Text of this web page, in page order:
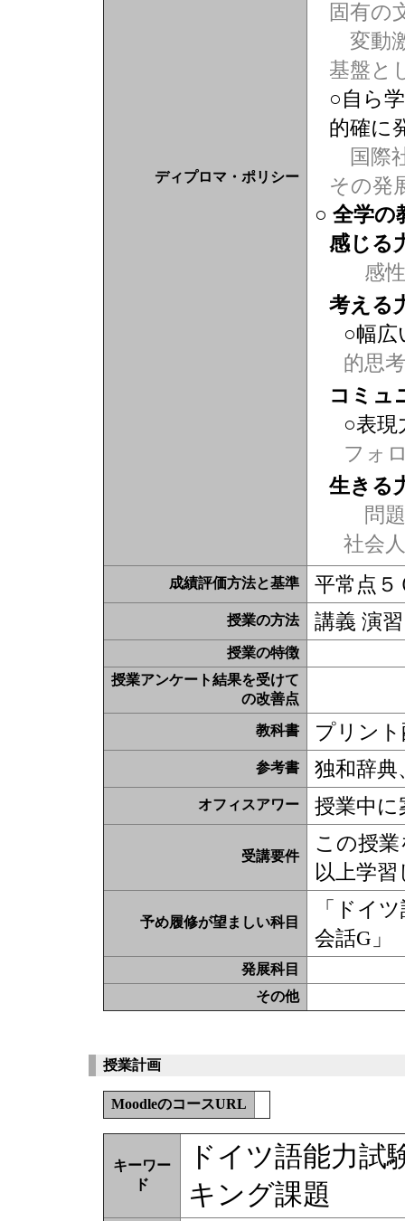
ディプロマ・ポリシー
固有の
変動
基盤と
○自ら
的確に
国際
その発
○ 全学の
感じる
感性
考える
○幅広
的思
コミュ
○表現
フォ
生きる
問題
社会
成績評価方法と基準 平常点５
授業の方法 講義 演習
授業の特徴
授業アンケート結果を受けて
の改善点
教科書 プリン
参考書 独和辞典
オフィスアワー 授業中
受講要件
この授
以上学
予め履修が望ましい科目
「ドイ
会話G」
発展科目
その他
授業計画
MoodleのコースURL
キーワー
ド
ドイツ語能力試
キング課題